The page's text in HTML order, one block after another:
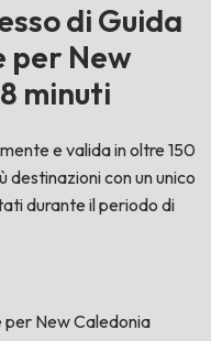
di Guida
per New
minuti
e valida in oltre 150
con un unico
durante il periodo di
per New Caledonia